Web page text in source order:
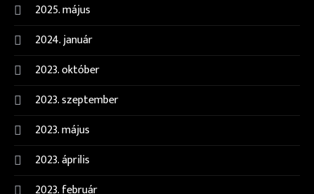
2025. május
2024. január
2023. október
2023. szeptember
2023. május
2023. április
2023. február